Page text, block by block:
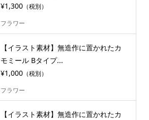
¥1,300（税別）
フラワー
【イラスト素材】無造作に置かれたカ
モミール Bタイプ...
¥1,000（税別）
フラワー
【イラスト素材】無造作に置かれたカ